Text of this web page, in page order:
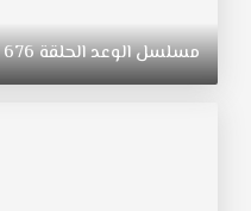
بعد
وفاة
مسلسلالوعدالحلقة676